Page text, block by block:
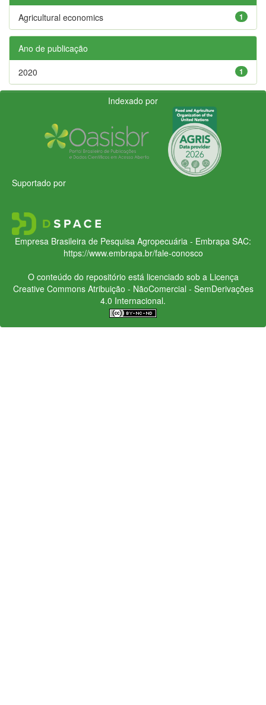
1
Agricultural economics
Ano de publicação
1
2020
Indexado por
Suportado por
Empresa Brasileira de Pesquisa Agropecuária - Embrapa SAC:
https://www.embrapa.br/fale-conosco
O conteúdo do repositório está licenciado sob a Licença
Creative CommonsAtribuição - NãoComercial - SemDerivações
4.0 Internacional.